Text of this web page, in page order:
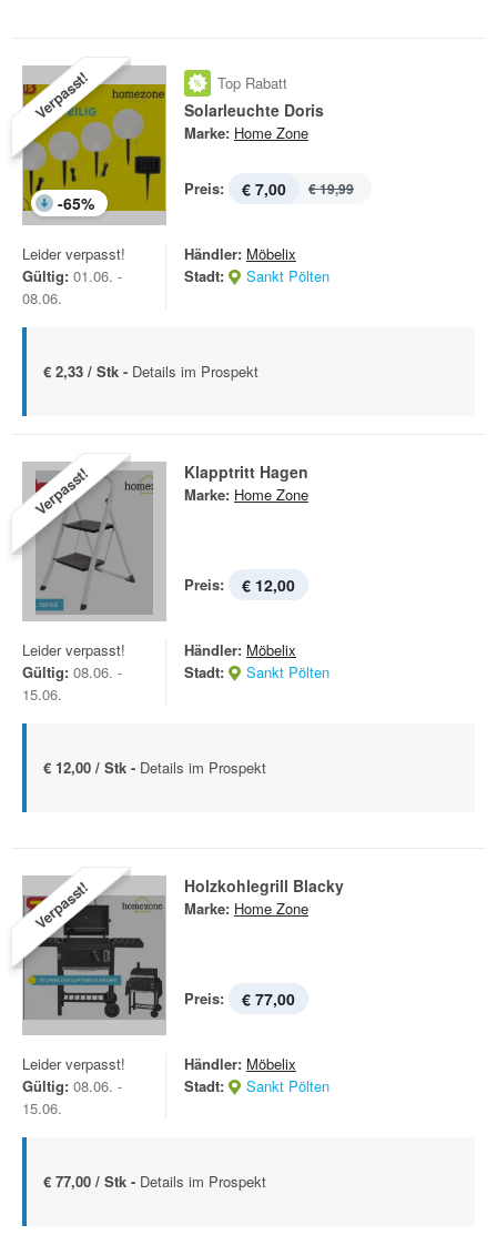
Verpasst!
-65%
Top Rabatt
Solarleuchte Doris
Marke: Home Zone
Preis: € 7,00 € 19,99
Leider verpasst!
Gültig: 01.06. -
08.06.
Händler: Möbelix
Stadt:
Sankt Pölten
€ 2,33 / Stk - Details im Prospekt
Verpasst! Klapptritt Hagen
Marke: Home Zone
Preis: € 12,00
Leider verpasst!
Gültig: 08.06. -
15.06.
Händler: Möbelix
Stadt:
Sankt Pölten
€ 12,00 / Stk - Details im Prospekt
Verpasst! Holzkohlegrill Blacky
Marke: Home Zone
Preis: € 77,00
Leider verpasst!
Gültig: 08.06. -
15.06.
Händler: Möbelix
Stadt:
Sankt Pölten
€ 77,00 / Stk - Details im Prospekt